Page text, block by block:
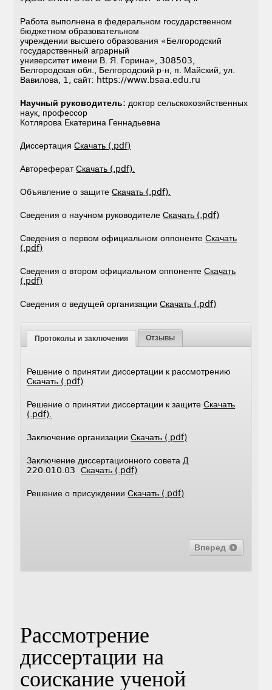
Работа выполнена в федеральном государственном
бюджетном образовательном
учреждении высшего образования «Белгородский
государственный аграрный
университет имени В. Я. Горина», 308503,
Белгородская обл., Белгородский р-н, п. Майский, ул.
Вавилова, 1, сайт: https://www.bsaa.edu.ru
Научный руководитель: доктор сельскохозяйственных
наук, профессор
Котлярова Екатерина Геннадьевна
ДиссертацияСкачать (.pdf)
АвторефератСкачать (.pdf).
Объявление о защитеСкачать (.pdf).
Сведения о научном руководителеСкачать (.pdf)
Сведения о первом официальном оппонентеСкачать
(.pdf)
Сведения о втором официальном оппонентеСкачать
(.pdf)
Сведения о ведущей организацииСкачать (.pdf)
Протоколы и заключения Отзывы
Решение о принятии диссертации к рассмотрению
Скачать (.pdf)
Решение о принятии диссертации к защитеСкачать
(.pdf).
Заключение организацииСкачать (.pdf)
Заключение диссертационного совета Д
220.010.03Скачать (.pdf)
Решение о присужденииСкачать (.pdf)
Вперед
Рассмотрение
диссертации на
соискание ученой